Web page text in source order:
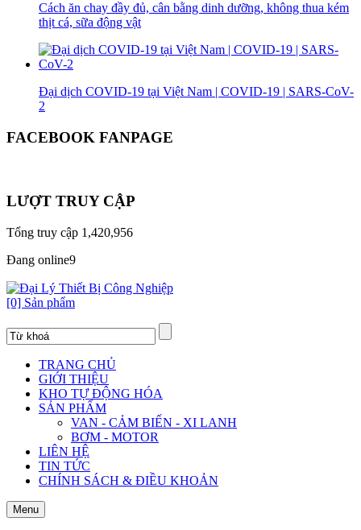
Cách ăn chay đầy đủ, cân bằng dinh dưỡng, không thua kém
thịt cá, sữa động vật
Đại dịch COVID-19 tại Việt Nam | COVID-19 | SARS-CoV-
2
FACEBOOK FANPAGE
LƯỢT TRUY CẬP
Tổng truy cập 1,420,956
Đang online9
[0] Sản phẩm
TRANG CHỦ
GIỚI THIỆU
KHO TỰ ĐỘNG HÓA
SẢN PHẨM
VAN - CẢM BIẾN - XI LANH
BƠM - MOTOR
LIÊN HỆ
TIN TỨC
CHÍNH SÁCH & ĐIỀU KHOẢN
Menu